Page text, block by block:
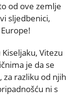
od ove zemlje
sljedbenici,
Vitezu
je da se
razliku od njih
ni s